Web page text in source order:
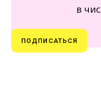
в
ПОДПИСАТЬСЯ